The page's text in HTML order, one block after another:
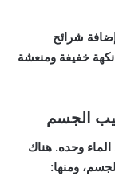
شرائح
نكهة خفيفة ومنعشة
الجسم
الماء وحده. هناك
ومنها: